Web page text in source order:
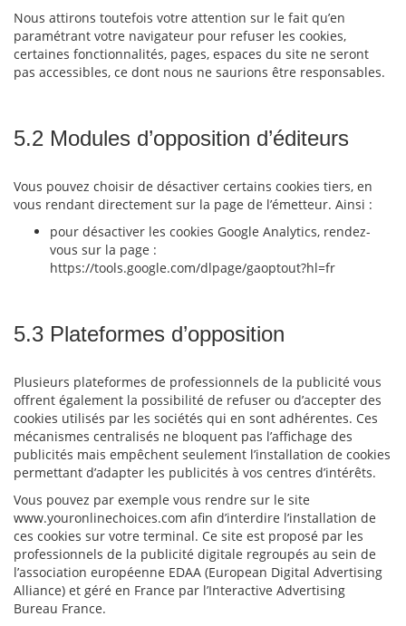
Nous attirons toutefois votre attention sur le fait qu’en
paramétrant votre navigateur pour refuser les cookies,
certaines fonctionnalités, pages, espaces du site ne seront
pas accessibles, ce dont nous ne saurions être responsables.
5.2 Modules d’opposition d’éditeurs
Vous pouvez choisir de désactiver certains cookies tiers, en
vous rendant directement sur la page de l’émetteur. Ainsi :
pour désactiver les cookies Google Analytics, rendez-
vous sur la page :
https://tools.google.com/dlpage/gaoptout?hl=fr
5.3 Plateformes d’opposition
Plusieurs plateformes de professionnels de la publicité vous
offrent également la possibilité de refuser ou d’accepter des
cookies utilisés par les sociétés qui en sont adhérentes. Ces
mécanismes centralisés ne bloquent pas l’affichage des
publicités mais empêchent seulement l’installation de cookies
permettant d’adapter les publicités à vos centres d’intérêts.
Vous pouvez par exemple vous rendre sur le site
www.youronlinechoices.com afin d’interdire l’installation de
ces cookies sur votre terminal. Ce site est proposé par les
professionnels de la publicité digitale regroupés au sein de
l’association européenne EDAA (European Digital Advertising
Alliance) et géré en France par l’Interactive Advertising
Bureau France.